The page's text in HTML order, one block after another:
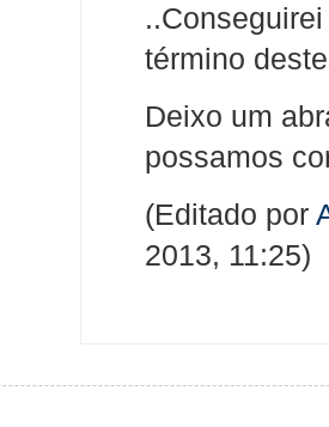
término
Deixo um
possamos
(Editado por
2013, 11:25)